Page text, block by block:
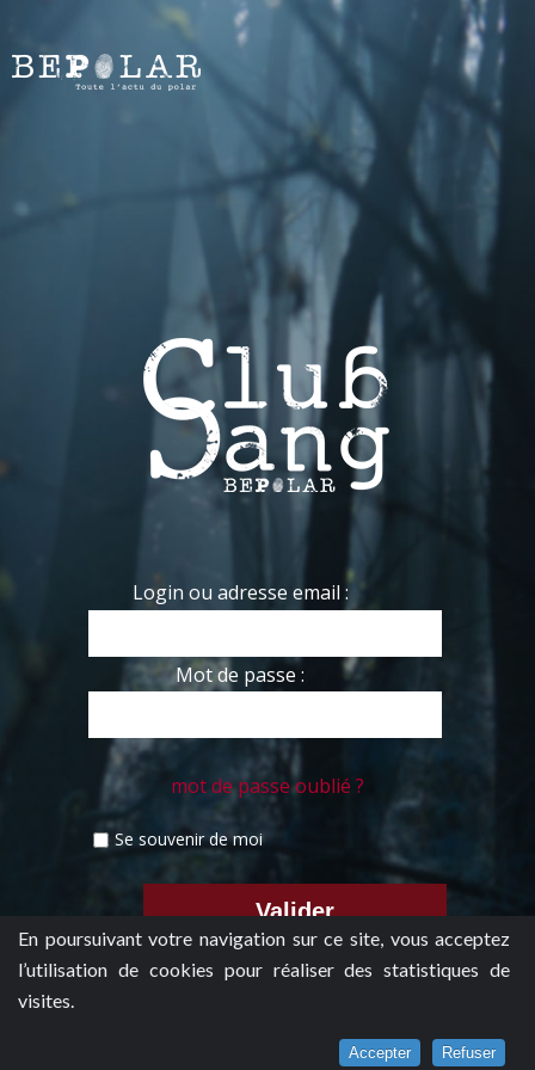
En poursuivant votre navigation sur ce site, vous acceptez
l’utilisation de cookies pour réaliser des statistiques de
visites.
Accepter Refuser
Login ou adresse email :
Mot de passe :
mot de passe oublié ?
Se souvenir de moi